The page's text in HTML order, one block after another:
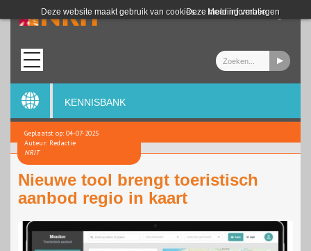
Deze website maakt gebruik van cookies. Meer informatie
Deze melding verbergen
Login
KENNISBANK
Geplaatst op: 04-07-2025
Auteur: Redactie
NRIT
Nieuwe tool brengt toeristisch
aanbod regio in kaart